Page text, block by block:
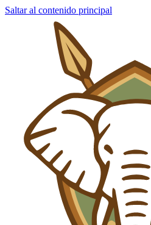
Saltar al contenido principal